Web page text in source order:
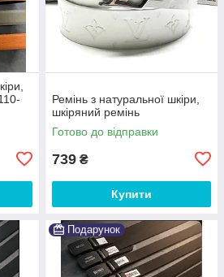
Ремінь з натуральної шкіри,
шкіряний ремінь
Готово до відправки
739 ₴
Купити
Подарунок